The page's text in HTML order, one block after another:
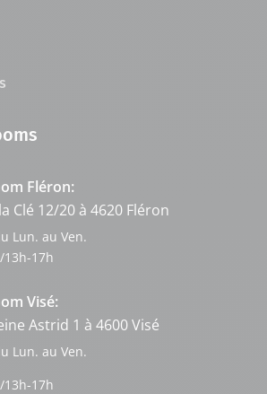
Fléron:
Clé 12/20 à 4620 Fléron
Lun. au Ven.
13h-17h
Visé:
Astrid 1 à 4600 Visé
Lun. au Ven.
13h-17h